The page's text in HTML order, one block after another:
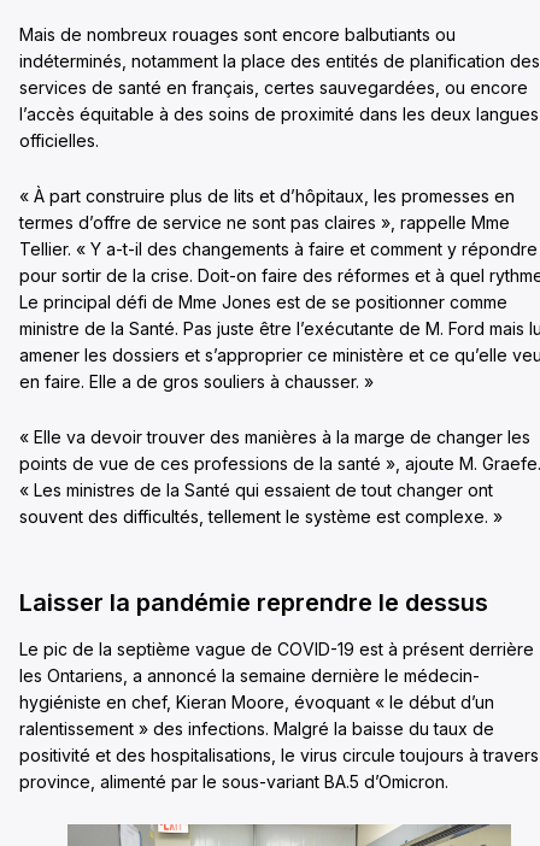
Mais de nombreux rouages sont encore balbutiants ou
indéterminés, notamment la place des entités de planification des
services de santé en français, certes sauvegardées, ou encore
l’accès équitable à des soins de proximité dans les deux langues
officielles.
« À part construire plus de lits et d’hôpitaux, les promesses en
termes d’offre de service ne sont pas claires », rappelle Mme
Tellier. « Y a-t-il des changements à faire et comment y répondre
pour sortir de la crise. Doit-on faire des réformes et à quel
Le principal défi de Mme Jones est de se positionner comme
ministre de la Santé. Pas juste être l’exécutante de M. Ford mais
amener les dossiers et s’approprier ce ministère et ce qu’elle
en faire. Elle a de gros souliers à chausser. »
« Elle va devoir trouver des manières à la marge de changer les
points de vue de ces professions de la santé », ajoute M. Graefe.
« Les ministres de la Santé qui essaient de tout changer ont
souvent des difficultés, tellement le système est complexe. »
Laisser la pandémie reprendre le dessus
Le pic de la septième vague de COVID-19 est à présent derrière
les Ontariens, a annoncé la semaine dernière le médecin-
hygiéniste en chef, Kieran Moore, évoquant « le début d’un
ralentissement » des infections. Malgré la baisse du taux de
positivité et des hospitalisations, le virus circule toujours à
province, alimenté par le sous-variant BA.5 d’Omicron.